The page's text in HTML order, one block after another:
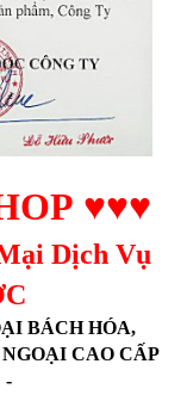
♥♥♥
Dịch Vụ
BÁCH HÓA,
CAO CẤP
-